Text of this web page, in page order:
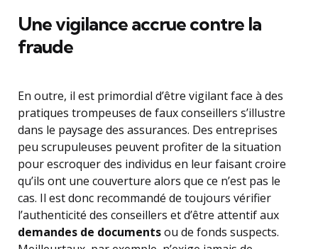
Une vigilance accrue contre la
fraude
En outre, il est primordial d’être vigilant face à des
pratiques trompeuses de faux conseillers s’illustre
dans le paysage des assurances. Des entreprises
peu scrupuleuses peuvent profiter de la situation
pour escroquer des individus en leur faisant croire
qu’ils ont une couverture alors que ce n’est pas le
cas. Il est donc recommandé de toujours vérifier
l’authenticité des conseillers et d’être attentif aux
demandes de documentsou de fonds suspects.